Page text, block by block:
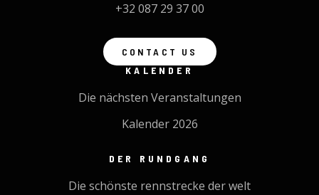
+32 087 29 37 00
CONTACT US
KALENDER
Die nächsten Veranstaltungen
Kalender 2026
DER RUNDGANG
Die schönste rennstrecke der welt